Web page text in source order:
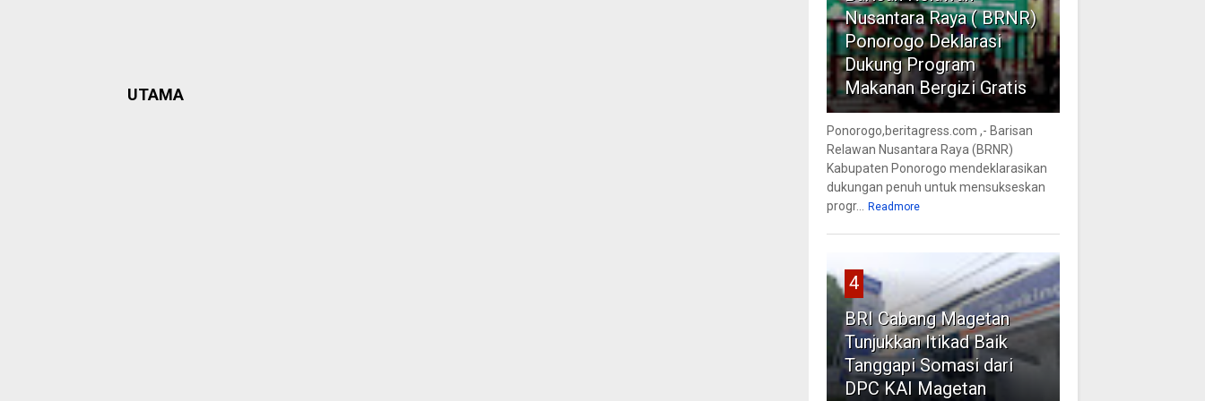
UTAMA
Nusantara Raya ( BRNR)
Ponorogo Deklarasi
Dukung Program
Makanan Bergizi Gratis
Ponorogo,beritagress.com ,- Barisan
Relawan Nusantara Raya (BRNR)
Kabupaten Ponorogo mendeklarasikan
dukungan penuh untuk mensukseskan
progr...
Readmore
4
BRI Cabang Magetan
Tunjukkan Itikad Baik
Tanggapi Somasi dari
DPC KAI Magetan